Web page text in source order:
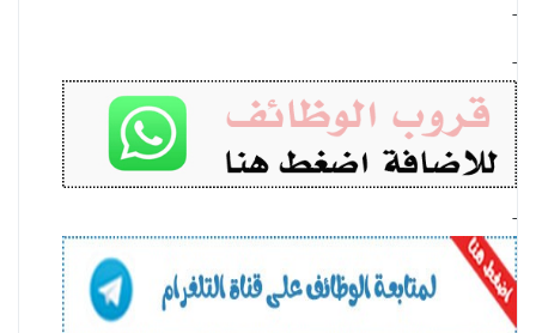
-
-
-